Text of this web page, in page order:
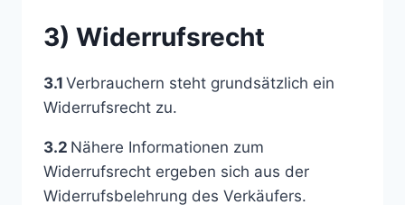
3) Widerrufsrecht
3.1 Verbrauchern steht grundsätzlich ein
Widerrufsrecht zu.
3.2 Nähere Informationen zum
Widerrufsrecht ergeben sich aus der
Widerrufsbelehrung des Verkäufers.